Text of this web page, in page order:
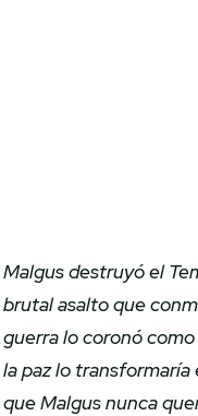
Malgus destruyó el
brutal asalto que
guerra lo coronó
la paz lo transformaría
que Malgus nunca